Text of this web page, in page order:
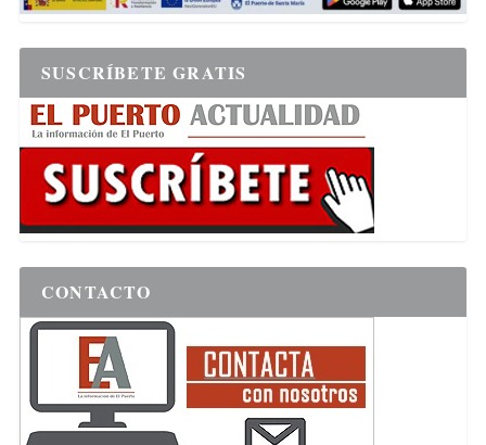
SUSCRÍBETE GRATIS
CONTACTO